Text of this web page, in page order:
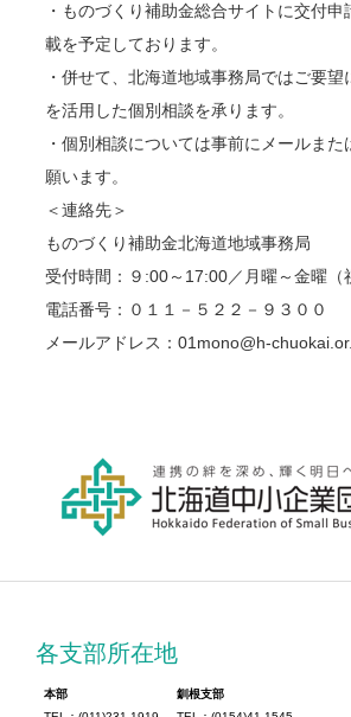
・ものづくり補助金総合サイトに交付
載を予定しております。
・併せて、北海道地域事務局ではご要
を活用した個別相談を承ります。
・個別相談については事前にメールま
願います。
＜連絡先＞
ものづくり補助金北海道地域事務局
受付時間：９:00～17:00／月曜～金曜（
電話番号：０１１－５２２－９３００
メールアドレス：01mono@h-
各支部所在地
本部
釧根支部